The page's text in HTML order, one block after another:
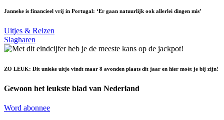
Janneke is financieel vrij in Portugal: ‘Er gaan natuurlijk ook allerlei dingen mis’
Uitjes & Reizen
Slagharen
ZO LEUK: Dit unieke uitje vindt maar 8 avonden plaats dit jaar en hier moét je bij zijn!
Gewoon het leukste blad van Nederland
Word abonnee